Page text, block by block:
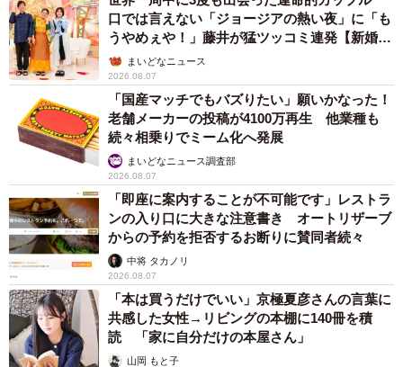
口では言えない「ジョージアの熱い夜」に「も
うやめぇや！」藤井が猛ツッコミ連発【新婚さ
ん】まいどなニュース
2026.08.07
「国産マッチでもバズりたい」願いかなった！
老舗メーカーの投稿が4100万再生 他業種も
続々相乗りでミーム化へ発展
まいどなニュース調査部
2026.08.07
「即座に案内することが不可能です」レストラ
ンの入り口に大きな注意書き オートリザーブ
からの予約を拒否するお断りに賛同者続々
中将 タカノリ
2026.08.07
「本は買うだけでいい」京極夏彦さんの言葉に
共感した女性→リビングの本棚に140冊を積
読 「家に自分だけの本屋さん」
山岡 もと子